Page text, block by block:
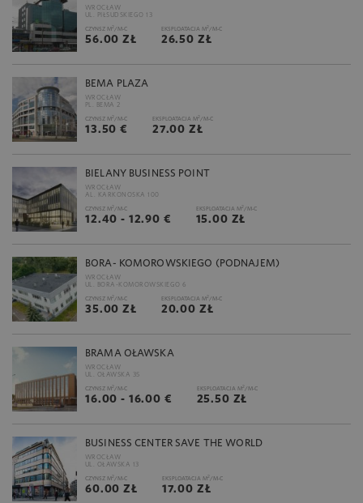
WROCŁAW
UL. PIŁSUDSKIEGO 13
CZYNSZ M2 /M-C
56.00 ZŁ
EKSPLOATACJA M2 /M-C
26.50 ZŁ
BEMA PLAZA
WROCŁAW
PL. BEMA 2
CZYNSZ M2 /M-C
13.50 €
EKSPLOATACJA M2 /M-C
27.00 ZŁ
BIELANY BUSINESS POINT
WROCŁAW
AL. KARKONOSKA 100
CZYNSZ M2 /M-C
12.40 - 12.90 €
EKSPLOATACJA M2 /M-C
15.00 ZŁ
BORA- KOMOROWSKIEGO (PODNAJEM)
WROCŁAW
UL. BORA-KOMOROWSKIEGO 6
CZYNSZ M2 /M-C
35.00 ZŁ
EKSPLOATACJA M2 /M-C
20.00 ZŁ
BRAMA OŁAWSKA
WROCŁAW
UL. OŁAWSKA 35
CZYNSZ M2 /M-C
16.00 - 16.00 €
EKSPLOATACJA M2 /M-C
25.50 ZŁ
BUSINESS CENTER SAVE THE WORLD
WROCŁAW
UL. OŁAWSKA 13
CZYNSZ M2 /M-C
60.00 ZŁ
EKSPLOATACJA M2 /M-C
17.00 ZŁ